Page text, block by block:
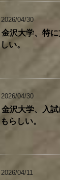
2026/04/30
金沢大学、特
しい。
2026/04/30
金沢大学、入
もらしい。
2026/04/11